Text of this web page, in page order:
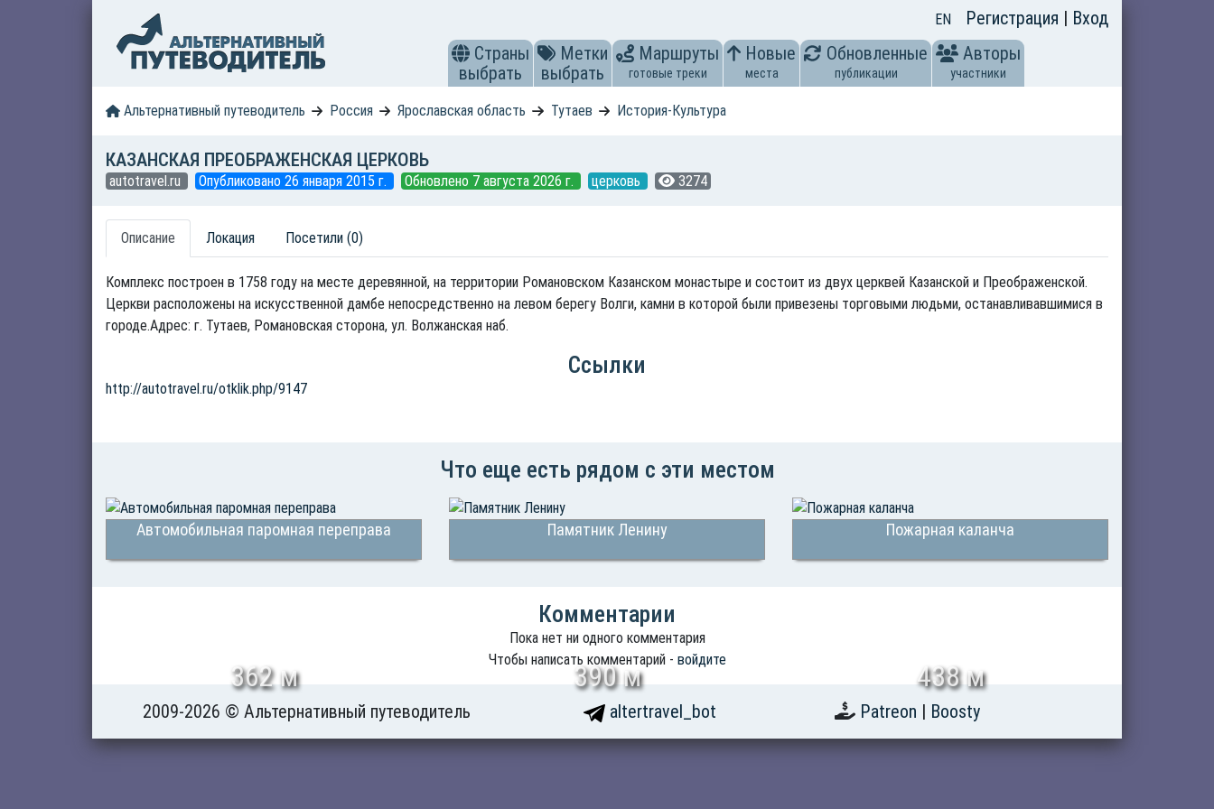
EN Регистрация | Вход
Страны
выбрать
Метки
выбрать
Маршруты
готовые треки
Новые
места
Обновленные
публикации
Авторы
участники
Альтернативный путеводитель Россия Ярославская область Тутаев История-Культура
КАЗАНСКАЯ ПРЕОБРАЖЕНСКАЯ ЦЕРКОВЬ
autotravel.ru Опубликовано 26 января 2015 г. Обновлено 7 августа 2026 г. церковь 3274
Описание Локация Посетили (0)
Комплекс построен в 1758 году на месте деревянной, на территории Романовском Казанском монастыре и состоит из двух церквей Казанской и Преображенской.
Церкви расположены на искусственной дамбе непосредственно на левом берегу Волги, камни в которой были привезены торговыми людьми, останавливавшимися в
городе.Адрес: г. Тутаев, Романовская сторона, ул. Волжанская наб.
Ссылки
http://autotravel.ru/otklik.php/9147
Что еще есть рядом с эти местом
Автомобильная паромная переправа
362 м
Памятник Ленину
390 м
Пожарная каланча
438 м
Комментарии
Пока нет ни одного комментария
Чтобы написать комментарий - войдите
2009-2026 © Альтернативный путеводитель altertravel_bot Patreon | Boosty